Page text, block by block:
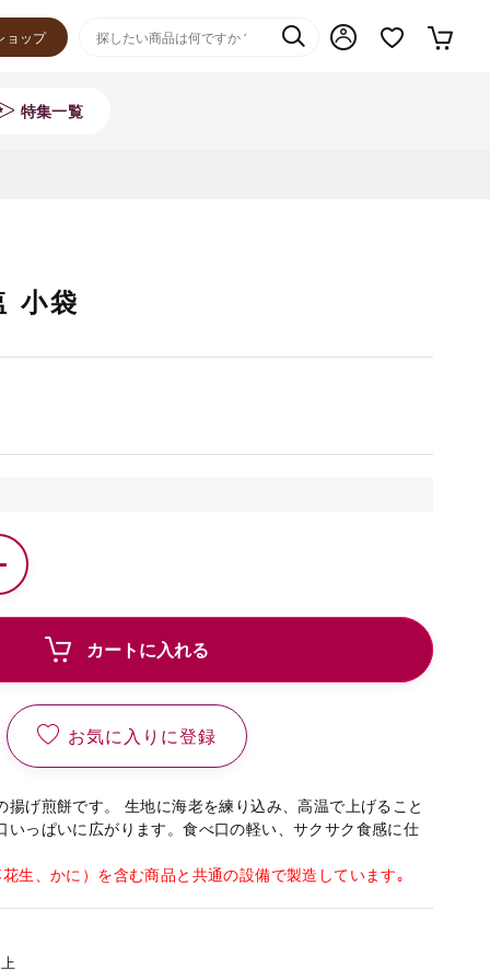
ョップ
特集一覧
小袋
カートに入れる
お気に入りに登録
揚げ煎餅です。 生地に海老を練り込み、高温で上げること
いっぱいに広がります。食べ口の軽い、サクサク食感に仕
生、かに）を含む商品と共通の設備で製造しています｡